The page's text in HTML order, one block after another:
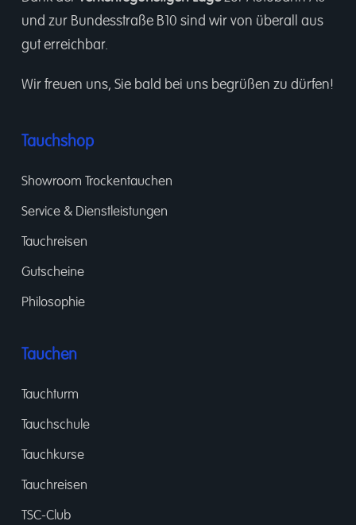
und zur Bundesstraße B10 sind wir von überall aus
gut erreichbar.
Wir freuen uns, Sie bald bei uns begrüßen zu dürfen!
Tauchshop
Showroom Trockentauchen
Service & Dienstleistungen
Tauchreisen
Gutscheine
Philosophie
Tauchen
Tauchturm
Tauchschule
Tauchkurse
Tauchreisen
TSC-Club